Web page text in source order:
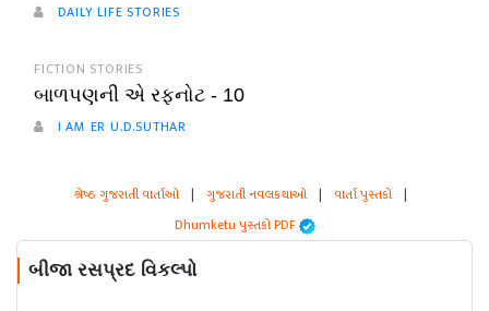
DAILY LIFE STORIES
FICTION STORIES
બાળપણની એ રફનોટ - 10
I AM ER U.D.SUTHAR
શ્રેષ્ઠ ગુજરાતી વાર્તાઓ | ગુજરાતી નવલકથાઓ | વાર્તા પુસ્તકો |
Dhumketu પુસ્તકો PDF
બીજા રસપ્રદ વિકલ્પો